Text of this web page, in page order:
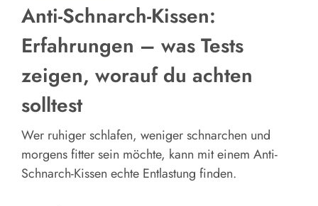
Anti-Schnarch-Kissen:
Erfahrungen – was Tests
zeigen, worauf du achten
solltest
Wer ruhiger schlafen, weniger schnarchen und
morgens fitter sein möchte, kann mit einem Anti-
Schnarch-Kissen echte Entlastung finden.